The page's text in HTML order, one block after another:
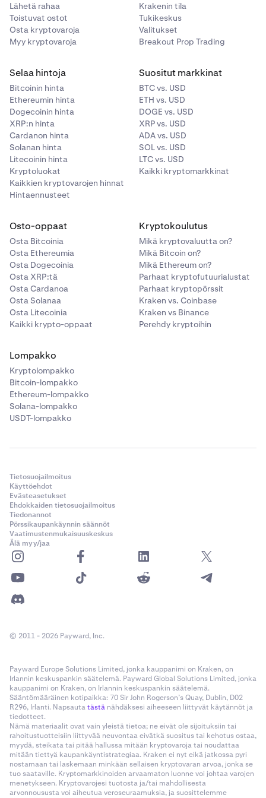
Lähetä rahaa
Toistuvat ostot
Osta kryptovaroja
Myy kryptovaroja
Krakenin tila
Tukikeskus
Valitukset
Breakout Prop Trading
Selaa hintoja
Bitcoinin hinta
Ethereumin hinta
Dogecoinin hinta
XRP:n hinta
Cardanon hinta
Solanan hinta
Litecoinin hinta
Kryptoluokat
Kaikkien kryptovarojen hinnat
Hintaennusteet
Suositut markkinat
BTC vs. USD
ETH vs. USD
DOGE vs. USD
XRP vs. USD
ADA vs. USD
SOL vs. USD
LTC vs. USD
Kaikki kryptomarkkinat
Osto-oppaat
Osta Bitcoinia
Osta Ethereumia
Osta Dogecoinia
Osta XRP:tä
Osta Cardanoa
Osta Solanaa
Osta Litecoinia
Kaikki krypto-oppaat
Kryptokoulutus
Mikä kryptovaluutta on?
Mikä Bitcoin on?
Mikä Ethereum on?
Parhaat kryptofutuurialustat
Parhaat kryptopörssit
Kraken vs. Coinbase
Kraken vs Binance
Perehdy kryptoihin
Lompakko
Kryptolompakko
Bitcoin-lompakko
Ethereum-lompakko
Solana-lompakko
USDT-lompakko
Tietosuojailmoitus
Käyttöehdot
Evästeasetukset
Ehdokkaiden tietosuojailmoitus
Tiedonannot
Pörssikaupankäynnin säännöt
Vaatimustenmukaisuuskeskus
Älä myy/jaa
© 2011 - 2026 Payward, Inc.
Payward Europe Solutions Limited, jonka kauppanimi on Kraken, on
Irlannin keskuspankin säätelemä. Payward Global Solutions Limited, jonka
kauppanimi on Kraken, on Irlannin keskuspankin säätelemä.
Sääntömääräinen kotipaikka: 70 Sir John Rogerson’s Quay, Dublin, D02
R296, Irlanti. Napsautatästä nähdäksesi aiheeseen liittyvät käytännöt ja
tiedotteet.
Nämä materiaalit ovat vain yleistä tietoa; ne eivät ole sijoituksiin tai
rahoitustuotteisiin liittyvää neuvontaa eivätkä suositus tai kehotus ostaa,
myydä, steikata tai pitää hallussa mitään kryptovaroja tai noudattaa
mitään tiettyä kaupankäyntistrategiaa. Kraken ei nyt eikä jatkossa pyri
nostamaan tai laskemaan minkään sellaisen kryptovaran arvoa, jonka se
tuo saataville. Kryptomarkkinoiden arvaamaton luonne voi johtaa varojen
menetykseen. Kryptovarojesi tuotosta ja/tai mahdollisesta
arvonnoususta voi aiheutua veroseuraamuksia, ja suosittelemme